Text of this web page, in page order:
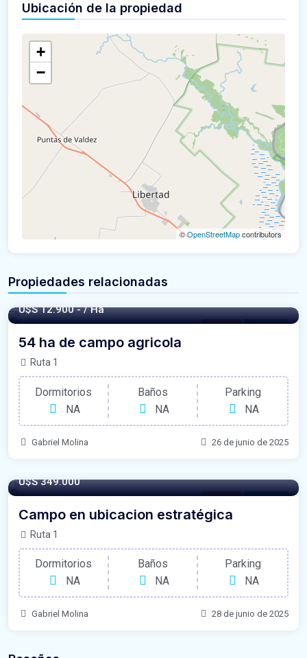
Ubicación de la propiedad
+
−
©OpenStreetMapcontributors
Propiedades relacionadas
Campos For Venta
U$S 12.900- / Ha
54 ha de campo agricola
Ruta 1
Dormitorios
NA
Baños
NA
Parking
NA
Gabriel Molina 26 de junio de 2025
Campos For Venta
U$S 349.000
Campo en ubicacion estratégica
Ruta 1
Dormitorios
NA
Baños
NA
Parking
NA
Gabriel Molina 28 de junio de 2025